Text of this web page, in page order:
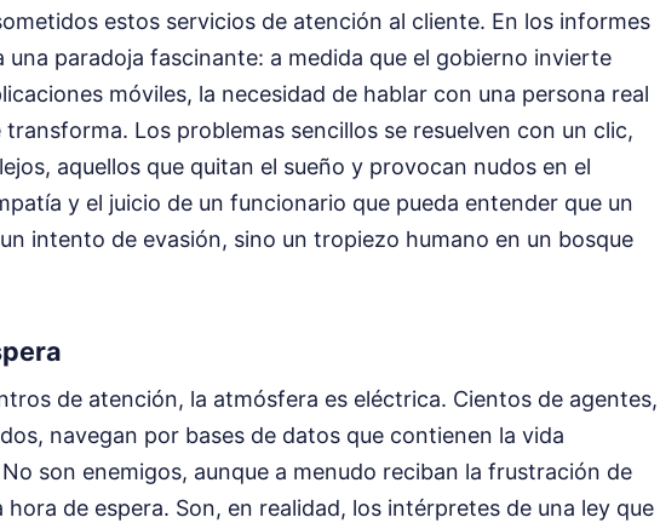
estos servicios de atención al cliente. En los informes
una paradoja fascinante: a medida que el gobierno invierte
móviles, la necesidad de hablar con una persona real
Los problemas sencillos se resuelven con un clic,
aquellos que quitan el sueño y provocan nudos en el
y el juicio de un funcionario que pueda entender que un
intento de evasión, sino un tropiezo humano en un bosque
de atención, la atmósfera es eléctrica. Cientos de agentes,
navegan por bases de datos que contienen la vida
son enemigos, aunque a menudo reciban la frustración de
hora de espera. Son, en realidad, los intérpretes de una ley que